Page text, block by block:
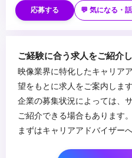
・ファッション、美容、ライフス
・YouTubeチャンネル運営や改
・一眼レフ、ミラーレスカメラで
...
応募する 💬 気になる・
ご経験に合う求人をご紹介
映像業界に特化したキャリア
望をもとに求人をご案内します
企業の募集状況によっては、
ご紹介できる場合もあります。
まずはキャリアアドバイザー